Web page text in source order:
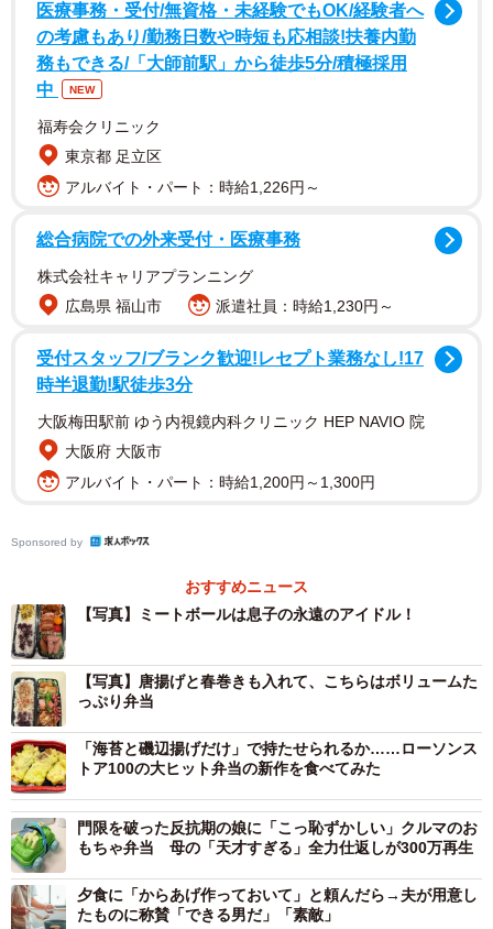
投稿したのは、3人のお子さんを持つ現在50歳のJun Junさ
長女の頃から。約20年になるといいます。長女や次女の時
は彩りや量に気を配り、スープを持たせるなど工夫もして
いましたが、現在16歳の息子さんのお弁当は"お腹を満たす
こと"が最優先。
足みたいです。中でもミートボールは永遠のアイドルです
20年間続けてこられた秘訣は、無理をしすぎないこと。
「手抜きはしても、必ず手作り弁当を持たせる。前の晩の
おかずを取り分けておくこともよくあります」
医療事務・受付/無資格・未経験でもOK/経験者へ
の考慮もあり/勤務日数や時短も応相談!扶養内勤
務もできる/「大師前駅」から徒歩5分/積極採用
中
NEW
福寿会クリニック
東京都 足立区
アルバイト・パート：時給1,226円～
総合病院での外来受付・医療事務
株式会社キャリアプランニング
広島県 福山市
派遣社員：時給1,230円～
受付スタッフ/ブランク歓迎!レセプト業務なし!17
時半退勤!駅徒歩3分
大阪梅田駅前 ゆう内視鏡内科クリニック HEP NAVIO 院
大阪府 大阪市
アルバイト・パート：時給1,200円～1,300円
Sponsored by
おすすめニュース
【写真】ミートボールは息子の永遠のアイドル！
【写真】唐揚げと春巻きも入れて、こちらはボリュームた
っぷり弁当
「海苔と磯辺揚げだけ」で持たせられるか……ローソンス
トア100の大ヒット弁当の新作を食べてみた
門限を破った反抗期の娘に「こっ恥ずかしい」クルマのお
もちゃ弁当 母の「天才すぎる」全力仕返しが300万再生
夕食に「からあげ作っておいて」と頼んだら→夫が用意し
たものに称賛「できる男だ」「素敵」